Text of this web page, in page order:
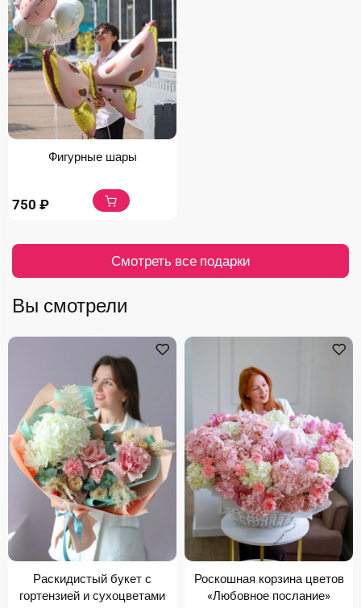
Фигурные шары
750 ₽
Смотреть все подарки
Вы смотрели
Раскидистый букет с
гортензией и сухоцветами
Роскошная корзина цветов
«Любовное послание»